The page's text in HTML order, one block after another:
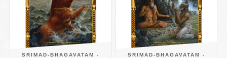
SRIMAD-BHAGAVATAM -
SRIMAD-BHAGAVATAM -